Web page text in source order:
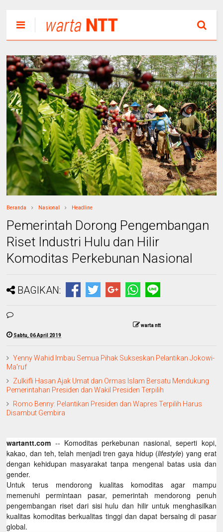
Beranda Nasional Headline
Pemerintah Dorong Pengembangan
Riset Industri Hulu dan Hilir
Komoditas Perkebunan Nasional
BAGIKAN:
warta ntt
Sabtu, 06 April 2019
Yenny Wahid Imbau Semua Pihak Sukseskan Pelantikan Jokowi-
Ma'ruf
Zulkifli Hasan Ajak Umat dan Ormas Islam Bersatu Mendukung
Pemerintahan Presiden dan Wakil Presiden Terpilih
Romo Benny: Pelantikan Presiden dan Wapres Terpilih Harus
Disambut Gembira
wartantt.com -- Komoditas perkebunan nasional, seperti kopi,
kakao, dan teh, telah menjadi tren gaya hidup (lifestyle) yang erat
dengan kehidupan masyarakat tanpa mengenal batas usia dan
gender.
Untuk terus mendorong kualitas komoditas agar mampu
memenuhi permintaan pasar, pemerintah mendorong penuh
pengembangan riset dari sisi hulu dan hilir untuk menghasilkan
kualitas komoditas berkualitas tinggi dan dapat bersaing di pasar
global.